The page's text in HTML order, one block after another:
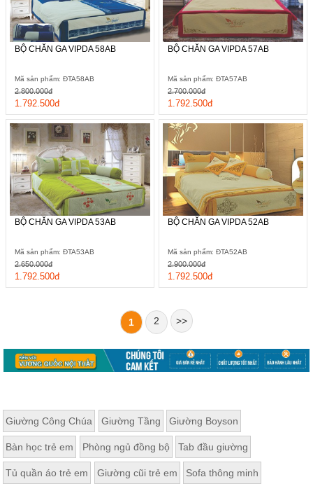
BỘ CHĂN GA VIPDA 58AB
Mã sản phẩm: ĐTA58AB
1.792.500đ
2.800.000đ
BỘ CHĂN GA VIPDA 57AB
Mã sản phẩm: ĐTA57AB
1.792.500đ
2.700.000đ
BỘ CHĂN GA VIPDA 53AB
Mã sản phẩm: ĐTA53AB
1.792.500đ
2.650.000đ
BỘ CHĂN GA VIPDA 52AB
Mã sản phẩm: ĐTA52AB
1.792.500đ
2.900.000đ
1 2 >>
Giường Công Chúa Giường Tầng Giường Boyson
Bàn học trẻ em Phòng ngủ đồng bộ Tab đầu giường
Tủ quần áo trẻ em Giường cũi trẻ em Sofa thông minh